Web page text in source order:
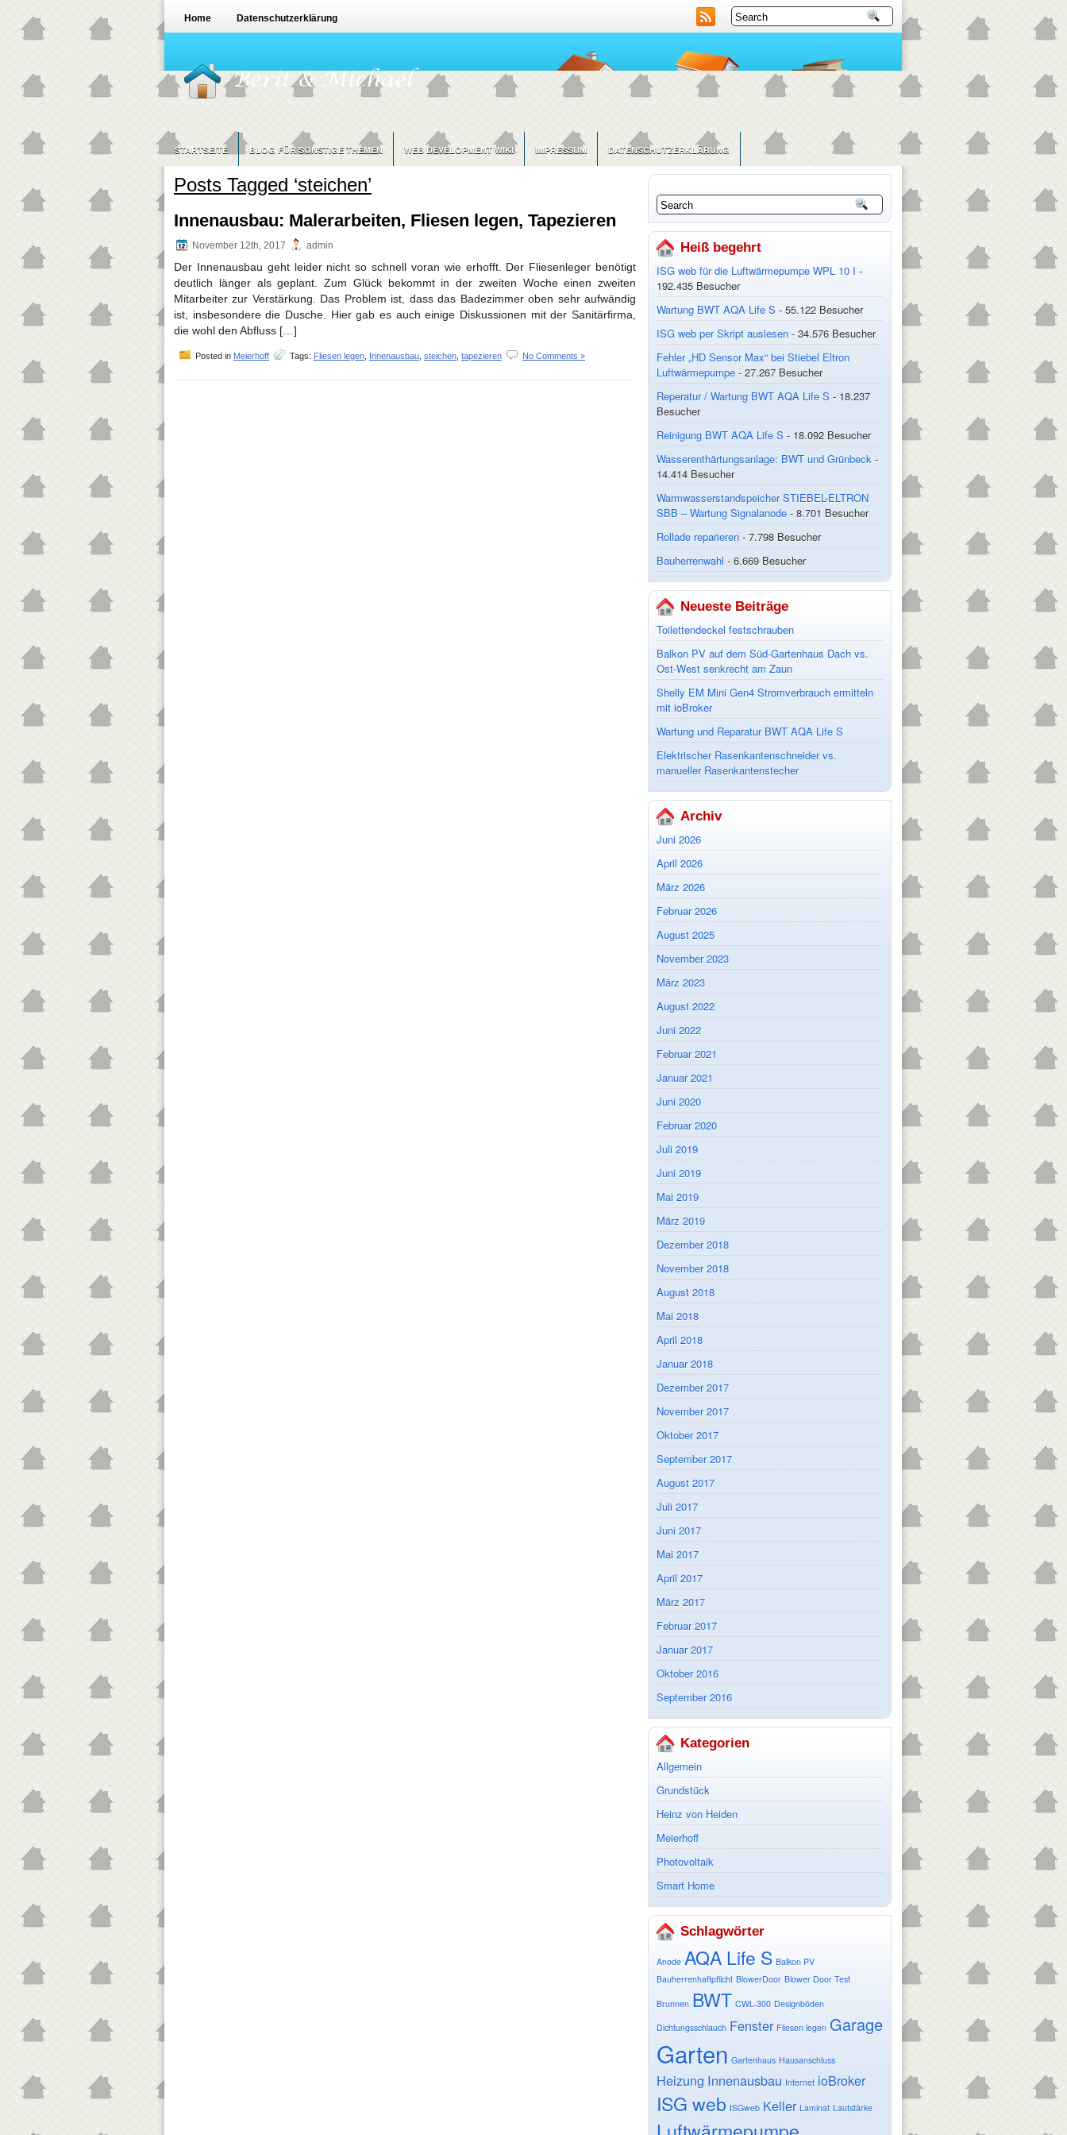
Home Datenschutzerklärung
STARTSEITE BLOG FÜR SONSTIGE THEMEN WEB DEVELOPMENT WIKI IMPRESSUM DATENSCHUTZERKLÄRUNG
Posts Tagged ‘steichen’
Innenausbau: Malerarbeiten, Fliesen legen, Tapezieren
November 12th, 2017 admin
Der Innenausbau geht leider nicht so schnell voran wie erhofft. Der Fliesenleger benötigt
deutlich länger als geplant. Zum Glück bekommt in der zweiten Woche einen zweiten
Mitarbeiter zur Verstärkung. Das Problem ist, dass das Badezimmer oben sehr aufwändig
ist, insbesondere die Dusche. Hier gab es auch einige Diskussionen mit der Sanitärfirma,
die wohl den Abfluss […]
Posted in Meierhoff Tags: Fliesen legen Innenausbau steichen tapezieren No Comments »
Heiß begehrt
ISG web für die Luftwärmepumpe WPL 10 I -
192.435 Besucher
Wartung BWT AQA Life S - 55.122 Besucher
ISG web per Skript auslesen - 34.576 Besucher
Fehler „HD Sensor Max“ bei Stiebel Eltron
Luftwärmepumpe - 27.267 Besucher
Reperatur / Wartung BWT AQA Life S - 18.237
Besucher
Reinigung BWT AQA Life S - 18.092 Besucher
Wasserenthärtungsanlage: BWT und Grünbeck -
14.414 Besucher
Warmwasserstandspeicher STIEBEL-ELTRON
SBB – Wartung Signalanode - 8.701 Besucher
Rollade reparieren - 7.798 Besucher
Bauherrenwahl - 6.669 Besucher
Neueste Beiträge
Toilettendeckel festschrauben
Balkon PV auf dem Süd-Gartenhaus Dach vs.
Ost-West senkrecht am Zaun
Shelly EM Mini Gen4 Stromverbrauch ermitteln
mit ioBroker
Wartung und Reparatur BWT AQA Life S
Elektrischer Rasenkantenschneider vs.
manueller Rasenkantenstecher
Archiv
Juni 2026
April 2026
März 2026
Februar 2026
August 2025
November 2023
März 2023
August 2022
Juni 2022
Februar 2021
Januar 2021
Juni 2020
Februar 2020
Juli 2019
Juni 2019
Mai 2019
März 2019
Dezember 2018
November 2018
August 2018
Mai 2018
April 2018
Januar 2018
Dezember 2017
November 2017
Oktober 2017
September 2017
August 2017
Juli 2017
Juni 2017
Mai 2017
April 2017
März 2017
Februar 2017
Januar 2017
Oktober 2016
September 2016
Kategorien
Allgemein
Grundstück
Heinz von Heiden
Meierhoff
Photovoltaik
Smart Home
Schlagwörter
Anode AQA Life S Balkon PV
Bauherrenhaftpflicht BlowerDoor Blower Door Test
Brunnen BWT CWL-300 Designböden
Dichtungsschlauch Fenster Fliesen legen Garage
Garten Gartenhaus Hausanschluss
Heizung Innenausbau Internet ioBroker
ISG web ISGweb Keller Laminat Lautstärke